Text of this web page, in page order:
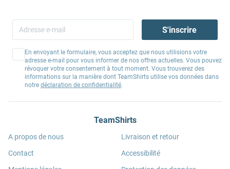
S'inscrire
En envoyant le formulaire, vous acceptez que nous utilisions votre
adresse e-mail pour vous informer de nos offres actuelles. Vous pouvez
révoquer votre consentement à tout moment. Vous trouverez des
informations sur la manière dont TeamShirts utilise vos données dans
notre déclaration de confidentialité.
TeamShirts
A propos de nous
Contact
Livraison et retour
Accessibilité